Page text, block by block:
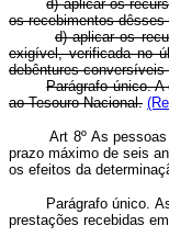
d) aplicar os
os recebimentos
d) aplicar os
exigível, verificada no
debêntures
Parágrafo único.
ao Tesouro Nacional.
Art 8º As pessoas
prazo máximo de seis
os efeitos da
Parágrafo único. As
prestações recebidas